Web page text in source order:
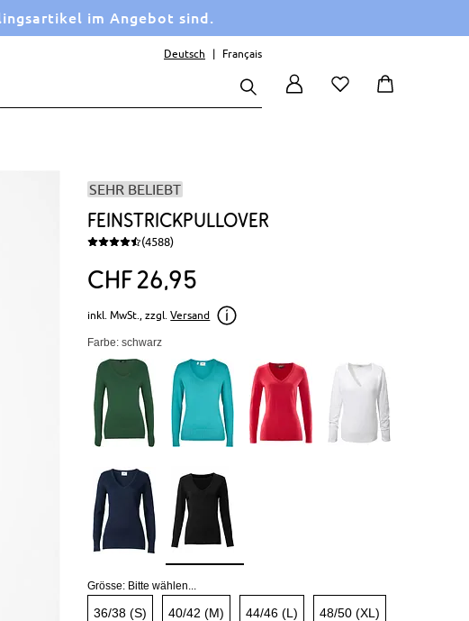
im Angebot sind.
Deutsch Français
SEHR BELIEBT
Feinstrickpullover
(4588)
CHF26 95
inkl. MwSt., zzgl. Versand
Farbe: schwarz
Grösse: Bitte wählen...
36/38 (S) 40/42 (M) 44/46 (L) 48/50 (XL)